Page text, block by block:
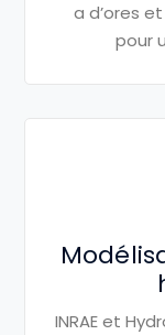
a d’ores
pour
INRAE et